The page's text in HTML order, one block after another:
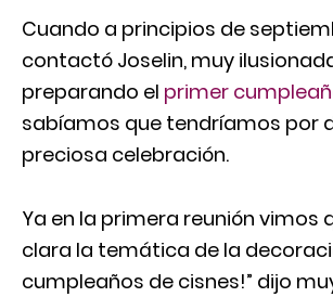
Cuando a principios de
contactó Joselin, muy
preparando el primer
sabíamos que tendríamos por
preciosa celebración.
Ya en la primera reunión vimos
clara la temática de la
cumpleaños de cisnes!” dijo